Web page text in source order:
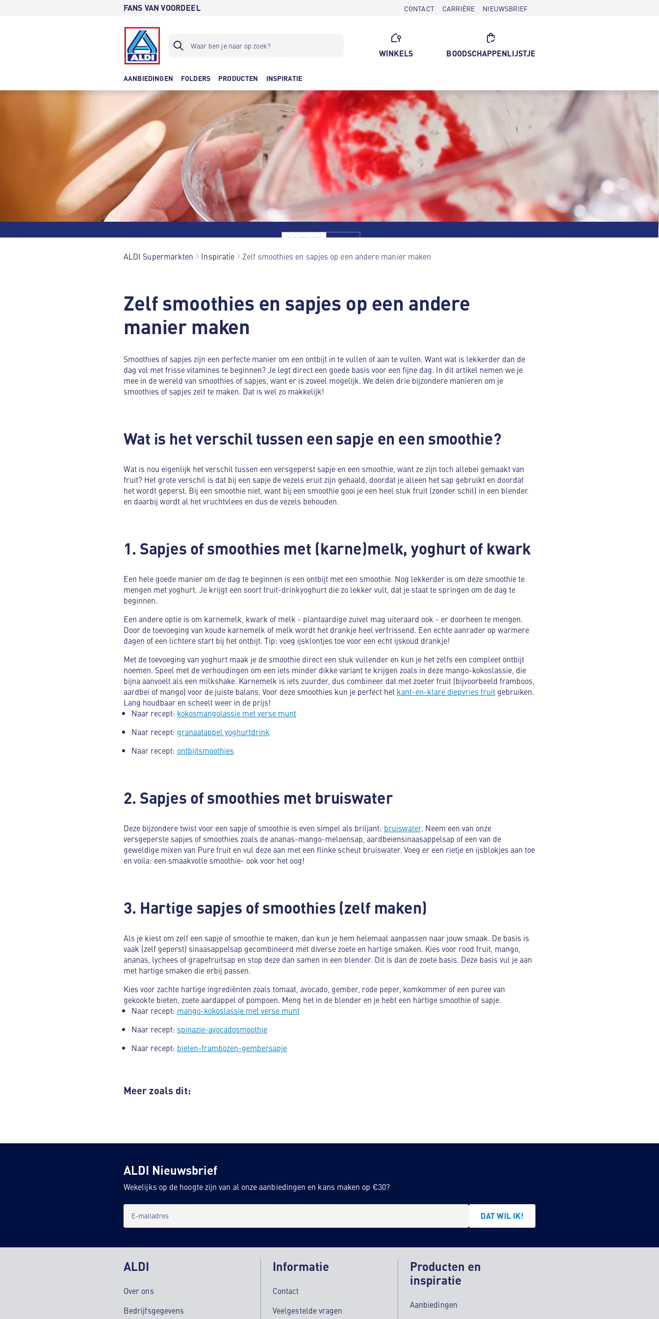
FANS VAN VOORDEEL CONTACT CARRIÈRE NIEUWSBRIEF
WINKELS BOODSCHAPPENLIJSTJE
AANBIEDINGEN FOLDERS PRODUCTEN INSPIRATIE
ALDI Supermarkten Inspiratie Zelf smoothies en sapjes op een andere manier maken
Zelf smoothies en sapjes op een andere
manier maken
Smoothies of sapjes zijn een perfecte manier om een ontbijt in te vullen of aan te vullen. Want wat is lekkerder dan de
dag vol met frisse vitamines te beginnen? Je legt direct een goede basis voor een fijne dag. In dit artikel nemen we je
mee in de wereld van smoothies of sapjes, want er is zoveel mogelijk. We delen drie bijzondere manieren om je
smoothies of sapjes zelf te maken. Dat is wel zo makkelijk!
Wat is het verschil tussen een sapje en een smoothie?
Wat is nou eigenlijk het verschil tussen een versgeperst sapje en een smoothie, want ze zijn toch allebei gemaakt van
fruit? Het grote verschil is dat bij een sapje de vezels eruit zijn gehaald, doordat je alleen het sap gebruikt en doordat
het wordt geperst. Bij een smoothie niet, want bij een smoothie gooi je een heel stuk fruit (zonder schil) in een blender
en daarbij wordt al het vruchtvlees en dus de vezels behouden.
1. Sapjes of smoothies met (karne)melk, yoghurt of kwark
Een hele goede manier om de dag te beginnen is een ontbijt met een smoothie. Nog lekkerder is om deze smoothie te
mengen met yoghurt. Je krijgt een soort fruit-drinkyoghurt die zo lekker vult, dat je staat te springen om de dag te
beginnen.
Een andere optie is om karnemelk, kwark of melk - plantaardige zuivel mag uiteraard ook - er doorheen te mengen.
Door de toevoeging van koude karnemelk of melk wordt het drankje heel verfrissend. Een echte aanrader op warmere
dagen of een lichtere start bij het ontbijt. Tip: voeg ijsklontjes toe voor een echt ijskoud drankje!
Met de toevoeging van yoghurt maak je de smoothie direct een stuk vullender en kun je het zelfs een compleet ontbijt
noemen. Speel met de verhoudingen om een iets minder dikke variant te krijgen zoals in deze mango-kokoslassie, die
bijna aanvoelt als een milkshake. Karnemelk is iets zuurder, dus combineer dat met zoeter fruit (bijvoorbeeld framboos,
aardbei of mango) voor de juiste balans. Voor deze smoothies kun je perfect het kant-en-klare diepvries fruit gebruiken.
Lang houdbaar en scheelt weer in de prijs!
Naar recept: kokosmangolassie met verse munt
Naar recept: granaatappel yoghurtdrink
Naar recept: ontbijtsmoothies
2. Sapjes of smoothies met bruiswater
Deze bijzondere twist voor een sapje of smoothie is even simpel als briljant: bruiswater. Neem een van onze
versgeperste sapjes of smoothies zoals de ananas-mango-meloensap, aardbeiensinaasappelsap of een van de
geweldige mixen van Pure fruit en vul deze aan met een flinke scheut bruiswater. Voeg er een rietje en ijsblokjes aan toe
en voila: een smaakvolle smoothie- ook voor het oog!
3. Hartige sapjes of smoothies (zelf maken)
Als je kiest om zelf een sapje of smoothie te maken, dan kun je hem helemaal aanpassen naar jouw smaak. De basis is
vaak (zelf geperst) sinaasappelsap gecombineerd met diverse zoete en hartige smaken. Kies voor rood fruit, mango,
ananas, lychees of grapefruitsap en stop deze dan samen in een blender. Dit is dan de zoete basis. Deze basis vul je aan
met hartige smaken die erbij passen.
Kies voor zachte hartige ingrediënten zoals tomaat, avocado, gember, rode peper, komkommer of een puree van
gekookte bieten, zoete aardappel of pompoen. Meng het in de blender en je hebt een hartige smoothie of sapje.
Naar recept: mango-kokoslassie met verse munt
Naar recept: spinazie-avocadosmoothie
Naar recept: bieten-frambozen-gembersapje
Meer zoals dit:
ALDI Nieuwsbrief
Wekelijks op de hoogte zijn van al onze aanbiedingen en kans maken op €30?
E-mailadres DAT WIL IK!
ALDI
Over ons
Bedrijfsgegevens
Informatie
Contact
Veelgestelde vragen
Producten en
inspiratie
Aanbiedingen